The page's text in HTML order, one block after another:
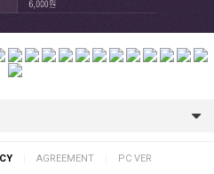
AGREEMENT PC VER